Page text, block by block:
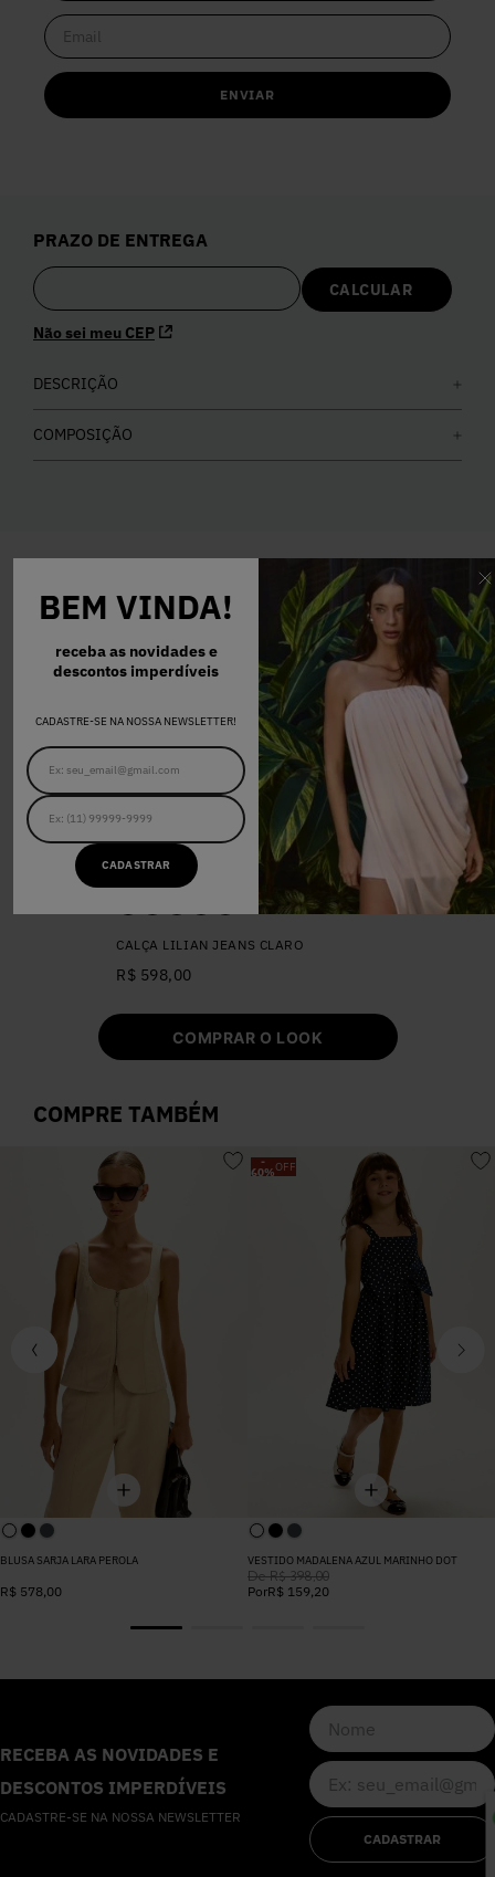
BEM VINDA!
receba as novidades e
descontos imperdíveis
CADASTRE-SE NA NOSSA NEWSLETTER!
CADASTRAR
ENVIAR
PRAZO DE ENTREGA
Não sei meu CEP
DESCRIÇÃO
COMPOSIÇÃO
COMPRE O LOOK
PP P M G
BLUSA EVA OFF WHITE
R$ 478,00
CALÇA LILIAN JEANS CLARO
R$ 598,00
COMPRAR O LOOK
COMPRE TAMBÉM
BLUSA SARJA LARA PEROLA
R$ 578,00
-
60%OFF
VESTIDO MADALENA AZUL MARINHO DOT
De R$ 398,00
PorR$ 159,20
RECEBA AS NOVIDADES E
DESCONTOS IMPERDÍVEIS
CADASTRE-SE NA NOSSA NEWSLETTER
CADASTRAR